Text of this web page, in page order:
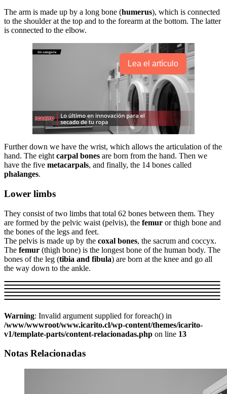
The arm is made up by a long bone (humerus), which is connected
to the shoulder at the top and to the forearm at the bottom. The latter
is connected to the elbow.
Lea el artículo
Further down we have the wrist, which allows the articulation of the
hand. The eight carpal bones are born from the hand. Then we
have the five metacarpals, and finally, the 14 bones called
phalanges.
Lower limbs
They consist of two limbs that total 62 bones between them. They
are formed by the pelvic waist (pelvis), the femur or thigh bone and
the bones of the legs and feet.
The pelvis is made up by the coxal bones, the sacrum and coccyx.
The femur (thigh bone) is the longest bone of the human body. The
bones of the leg (tibia and fibula) are born at the knee and go all
the way down to the ankle.
Warning: Invalid argument supplied for foreach() in
/www/wwwroot/www.icarito.cl/wp-content/themes/icarito-
v1/template-parts/content-relacionadas.php on line 13
Notas Relacionadas